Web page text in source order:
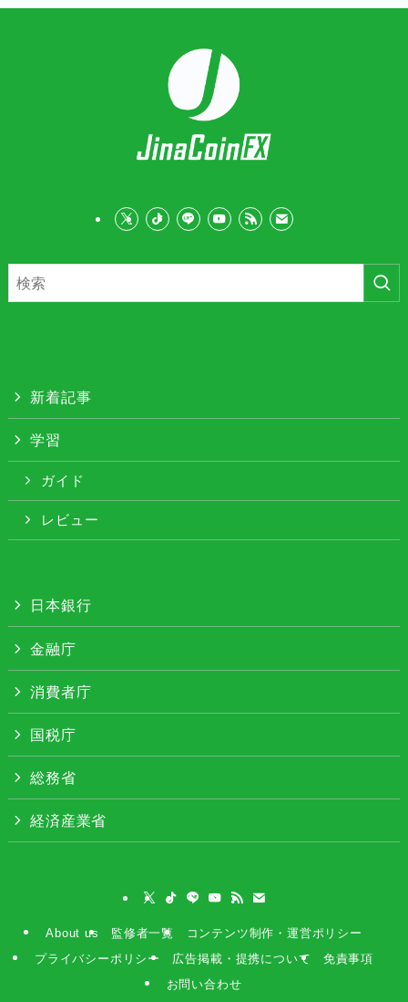
新着記事
学習
ガイド
レビュー
日本銀行
金融庁
消費者庁
国税庁
総務省
経済産業省
About us 監修者一覧
コンテンツ制作・運営ポリシー
プライバシーポリシー
広告掲載・提携について
免責事項
お問い合わせ